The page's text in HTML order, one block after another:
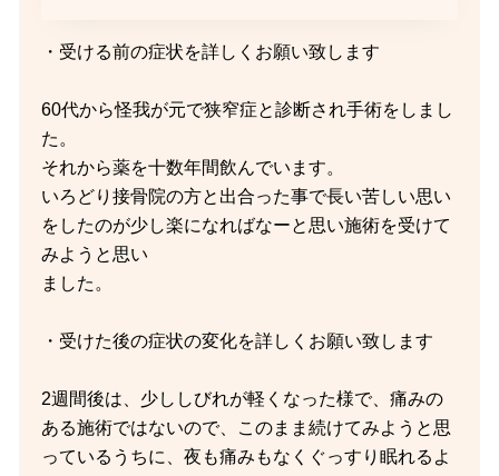
・受ける前の症状を詳しくお願い致します
60代から怪我が元で狭窄症と診断され手術をしまし
た。
それから薬を十数年間飲んでいます。
いろどり接骨院の方と出合った事で長い苦しい思い
をしたのが少し楽になればなーと思い施術を受けて
みようと思い
ました。
・受けた後の症状の変化を詳しくお願い致します
2週間後は、少ししびれが軽くなった様で、痛みの
ある施術ではないので、このまま続けてみようと思
っているうちに、夜も痛みもなくぐっすり眠れるよ